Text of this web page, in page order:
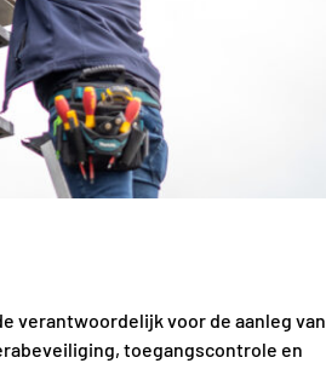
verantwoordelijk voor de aanleg van
toegangscontrole en